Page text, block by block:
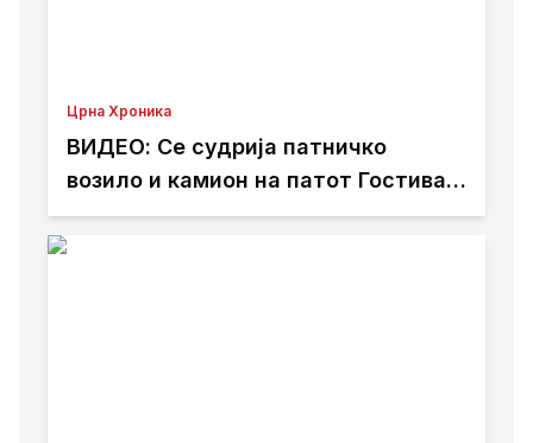
Црна Хроника
ВИДЕО: Се судрија патничко
возило и камион на патот Гостивар
– Страж